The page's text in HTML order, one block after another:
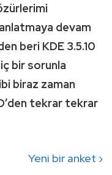
devam
beri KDE 3.5.10
bir sorunla
biraz zaman
tekrar tekrar
Next
Yeni bir anket ›